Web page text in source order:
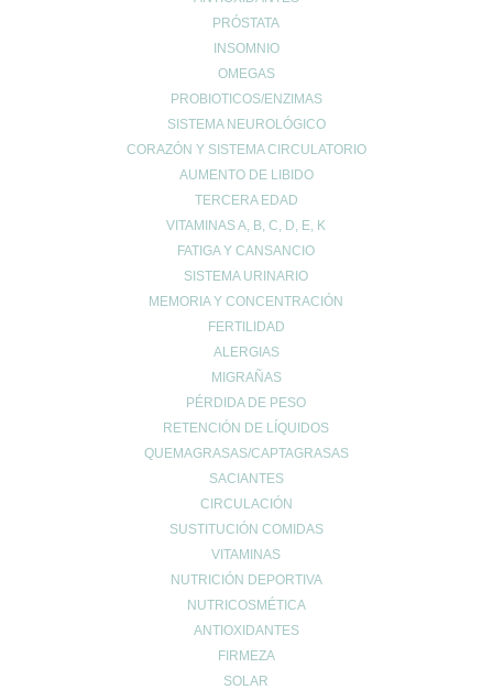
PRÓSTATA
INSOMNIO
OMEGAS
PROBIOTICOS/ENZIMAS
SISTEMA NEUROLÓGICO
CORAZÓN Y SISTEMA CIRCULATORIO
AUMENTO DE LIBIDO
TERCERA EDAD
VITAMINAS A, B, C, D, E, K
FATIGA Y CANSANCIO
SISTEMA URINARIO
MEMORIA Y CONCENTRACIÓN
FERTILIDAD
ALERGIAS
MIGRAÑAS
PÉRDIDA DE PESO
RETENCIÓN DE LÍQUIDOS
QUEMAGRASAS/CAPTAGRASAS
SACIANTES
CIRCULACIÓN
SUSTITUCIÓN COMIDAS
VITAMINAS
NUTRICIÓN DEPORTIVA
NUTRICOSMÉTICA
ANTIOXIDANTES
FIRMEZA
SOLAR
problemas digestivos